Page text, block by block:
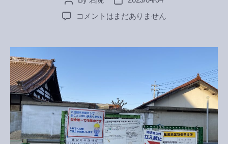
author
date
庫
修
へ
の
コメントはまだありません